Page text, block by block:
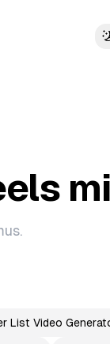
List Video